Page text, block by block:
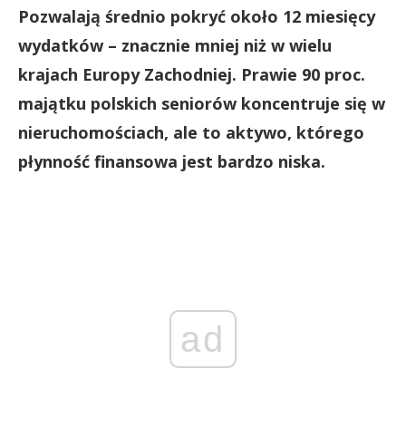
Pozwalają średnio pokryć około 12 miesięcy
wydatków – znacznie mniej niż w wielu
krajach Europy Zachodniej. Prawie 90 proc.
majątku polskich seniorów koncentruje się w
nieruchomościach, ale to aktywo, którego
płynność finansowa jest bardzo niska.
ad